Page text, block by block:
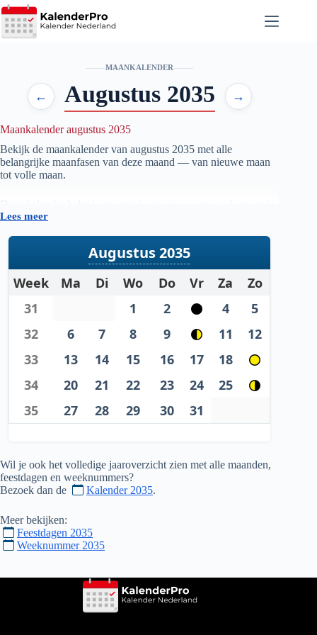
Ga
naar
de
MAANKALENDER
← Augustus 2035 →
Maankalender augustus 2035
Bekijk de maankalender van augustus 2035 met alle
belangrijke maanfasen van deze maand — van nieuwe maan
tot volle maan.
Deze kalender helpt je om precies te zien wanneer de maan in
welke fase staat, handig voor iedereen die geïnteresseerd is in
weten wanneer de volgende volle maan zichtbaar is.
De gegevens worden automatisch bijgewerkt en zijn
gebaseerd op betrouwbare astronomische berekeningen. Zo
maand.
Lees meer
Augustus 2035
Week Ma Di Wo Do Vr Za
Zo
31
1 2 4
5
32
6 7 8 9 11
12
33
13 14 15 16 17
18
34
20 21 22 23 24
25
35
27 28 29 30 31
Wil je ook het volledige jaaroverzicht zien met alle maanden,
feestdagen en weeknummers?
Bezoek dan de
Kalender 2035.
Meer bekijken:
Feestdagen 2035
Weeknummer 2035